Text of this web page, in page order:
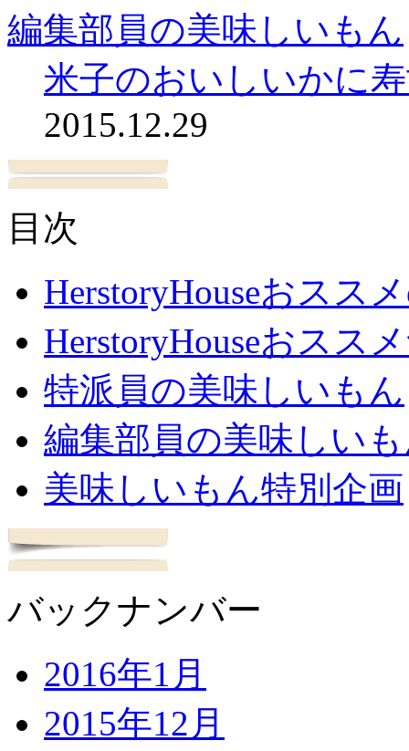
編集部員の美味しいもん
米子のおいしいかに
2015.12.29
目次
HerstoryHouseおスス
HerstoryHouseおスス
特派員の美味しいもん
編集部員の美味しい
美味しいもん特別企画
バックナンバー
2016年1月
2015年12月